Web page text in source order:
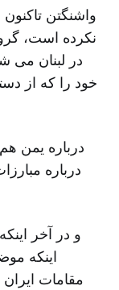
واشنگتن
نکرده است،
در لبنان می
خود را که از
درباره یمن
درباره
و در آخر
اینکه
مقامات ایران